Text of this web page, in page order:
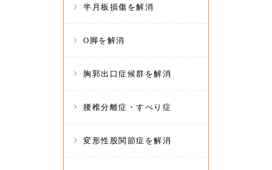
半月板損傷を解消
O脚を解消
胸郭出口症候群を解消
腰椎分離症・すべり症
変形性股関節症を解消